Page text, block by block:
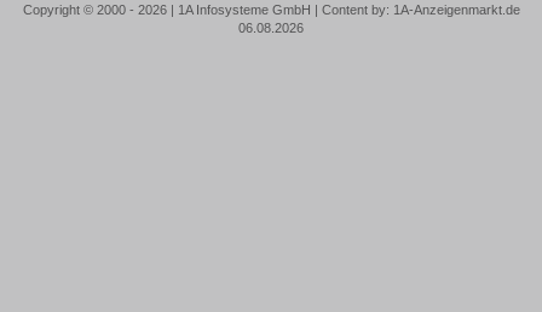
Copyright © 2000 - 2026 | 1A Infosysteme GmbH | Content by: 1A-Anzeigenmarkt.de
06.08.2026